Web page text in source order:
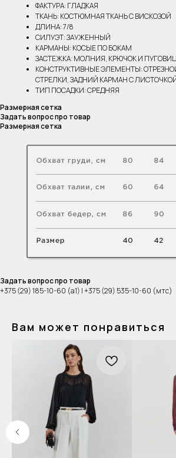
ФАКТУРА: ГЛАДКАЯ
ТКАНЬ: КОСТЮМНАЯ ТКАНЬ С ВИСКОЗОЙ
ДЛИНА: 7/8
СИЛУЭТ: ЗАУЖЕННЫЙ
КАРМАНЫ: КОСЫЕ ПО БОКАМ
ЗАСТЕЖКА: МОЛНИЯ, КРЮЧОК И
КОНСТРУКТИВНЫЕ ЭЛЕМЕНТЫ:
СТРЕЛКИ, ЗАДНИЙ КАРМАН С
ТИП ПОСАДКИ: СРЕДНЯЯ
Размерная сетка
Задать вопрос про товар
Размерная сетка
Задать вопрос про товар
+375 (29) 185-10-60 (а1) | +375 (29) 535-10-60 (мтс)
Вам может понравиться